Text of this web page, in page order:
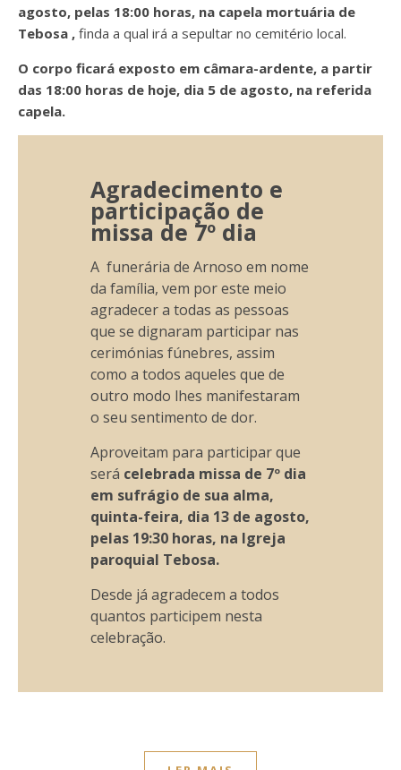
agosto, pelas 18:00 horas, na capela mortuária de
Tebosa , finda a qual irá a sepultar no cemitério local.
O corpo ficará exposto em câmara-ardente, a partir
das 18:00 horas de hoje, dia 5 de agosto, na referida
capela.
Agradecimento e
participação de
missa de 7º dia
A funerária de Arnoso em nome
da família, vem por este meio
agradecer a todas as pessoas
que se dignaram participar nas
cerimónias fúnebres, assim
como a todos aqueles que de
outro modo lhes manifestaram
o seu sentimento de dor.
Aproveitam para participar que
será celebrada missa de 7º dia
em sufrágio de sua alma,
quinta-feira, dia 13 de agosto,
pelas 19:30 horas, na Igreja
paroquial Tebosa.
Desde já agradecem a todos
quantos participem nesta
celebração.